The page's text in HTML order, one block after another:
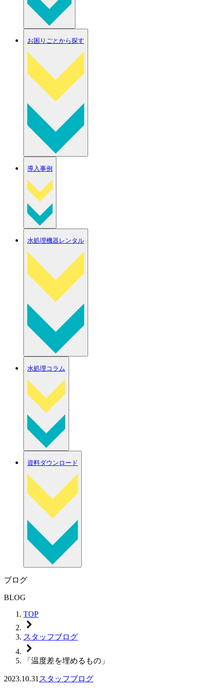
お困りごとから探す
導入事例
水処理機器レンタル
水処理コラム
資料ダウンロード
ブログ
BLOG
TOP
スタッフブログ
「温度差を埋めるもの」
2023.10.31 スタッフブログ